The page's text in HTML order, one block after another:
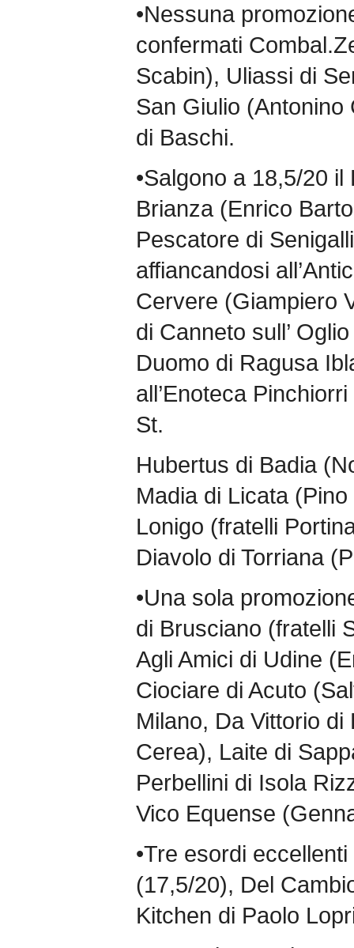
•Nessuna
confermati
Scabin), Uliassi di
San Giulio
di Baschi.
•Salgono a 18,5/20
Brianza (Enrico
Pescatore di
affiancandosi
Cervere (Giampiero
di Canneto sull’
Duomo di Ragusa
all’Enoteca
St.
Hubertus di Badia
Madia di Licata
Lonigo (fratelli
Diavolo di Torriana
•Una sola
di Brusciano (fratelli
Agli Amici di Udine
Ciociare di Acuto
Milano, Da Vittorio
Cerea), Laite di
Perbellini di Isola
Vico Equense
•Tre esordi
(17,5/20), Del
Kitchen di Paolo